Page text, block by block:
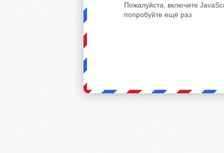
Пожалуйста, включите
попробуйте ещё раз